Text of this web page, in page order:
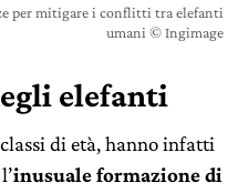
per mitigare i conflitti tra elefanti
umani © Ingimage
elefanti
di età, hanno infatti
inusuale formazione di